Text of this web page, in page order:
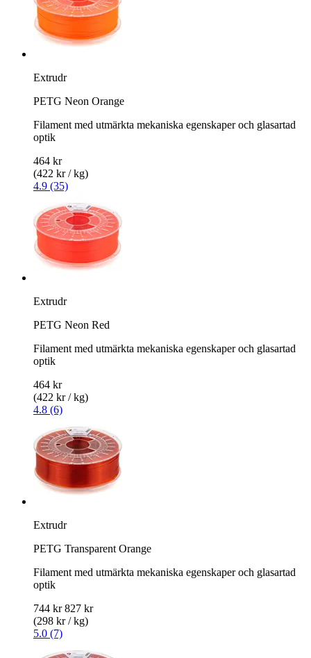
Extrudr
PETG Neon Orange
Filament med utmärkta mekaniska egenskaper och glasartad
optik
464 kr
(422 kr / kg)
4.9 (35)
Extrudr
PETG Neon Red
Filament med utmärkta mekaniska egenskaper och glasartad
optik
464 kr
(422 kr / kg)
4.8 (6)
Extrudr
PETG Transparent Orange
Filament med utmärkta mekaniska egenskaper och glasartad
optik
744 kr 827 kr
(298 kr / kg)
5.0 (7)